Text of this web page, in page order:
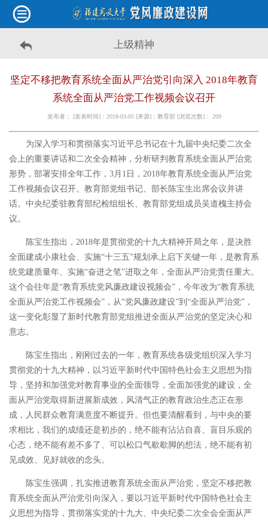
上级精神
坚定不移把教育系统全面从严治党引向深入 2018年教育
系统全面从严治党工作视频会议召开
发布者： [发表时间]：2018-03-05 [来源]：教育部 [浏览次数]： 209
为深入学习和贯彻落实习近平总书记在十九届中央纪委二次全
会上的重要讲话和二次全会精神，分析研判教育系统全面从严治党
形势，部署安排全年工作，3月1日，2018年教育系统全面从严治党
工作视频会议召开。教育部党组书记、部长陈宝生出席会议并讲
话。中央纪委驻教育部纪检组组长、教育部党组成员吴道槐主持会
议。
陈宝生指出，2018年是贯彻党的十九大精神开局之年，是决胜
全面建成小康社会、实施“十三五”规划承上启下关键一年，是教育系
统党建质量年、实施“奋进之笔”进取之年，全面从严治党责任重大。
这个会往年是“教育系统党风廉政建设视频会”，今年改为“教育系统
全面从严治党工作视频会”，从“党风廉政建设”到“全面从严治党”，
这一变化彰显了新时代教育部党组推进全面从严治党的坚定决心和
意志。
陈宝生指出，刚刚过去的一年，教育系统各级党组织深入学习
贯彻党的十九大精神，以习近平新时代中国特色社会主义思想为指
导，坚持和加强党对教育事业的全面领导，全面加强党的建设，全
面从严治党取得新进展新成效，风清气正的教育政治生态正在形
成，人民群众教育满意度不断提升。但也要清醒看到，与中央的要
求相比，我们的成绩还是初步的，绝不能有沾沾自喜、盲目乐观的
心态，绝不能有差不多了、可以松口气歇歇脚的想法，绝不能有初
见成效、见好就收的念头。
陈宝生强调，扎实推进教育系统全面从严治党，坚定不移把教
育系统全面从严治党引向深入，要以习近平新时代中国特色社会主
义思想为指导，贯彻落实党的十九大、中央纪委二次全会全面从严